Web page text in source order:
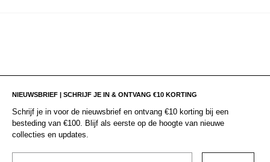
NIEUWSBRIEF | SCHRIJF JE IN & ONTVANG €10 KORTING
Schrijf je in voor de nieuwsbrief en ontvang €10 korting bij een
besteding van €100. Blijf als eerste op de hoogte van nieuwe
collecties en updates.
Email